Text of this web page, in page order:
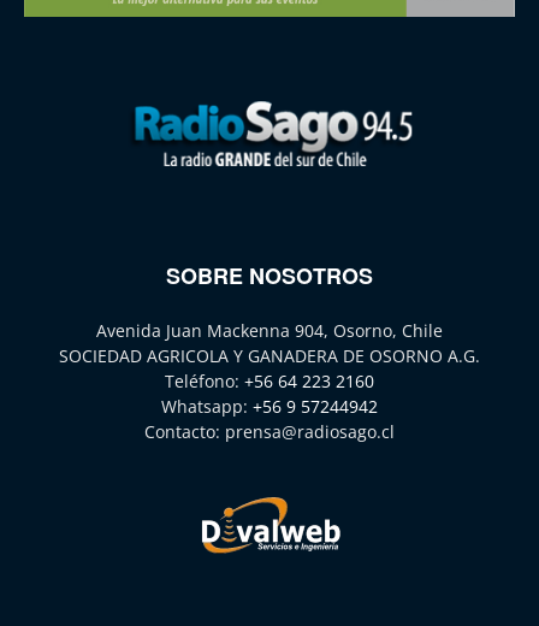
SOBRE NOSOTROS
Avenida Juan Mackenna 904, Osorno, Chile
SOCIEDAD AGRICOLA Y GANADERA DE OSORNO A.G.
Teléfono: +56 64 223 2160
Whatsapp: +56 9 57244942
Contacto: prensa@radiosago.cl